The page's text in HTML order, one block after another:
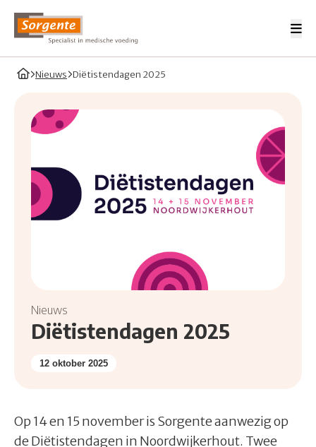
HomeNieuws Diëtistendagen 2025
Diëtistendagen 2025
Nieuws
12 oktober 2025
Op 14 en 15 november is Sorgente aanwezig op
de Diëtistendagen in Noordwijkerhout. Twee